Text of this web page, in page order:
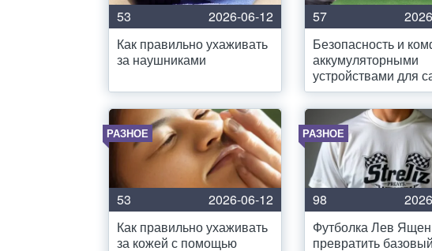
53
2026-06-12
Как правильно ухаживать
за наушниками
57
Безопасность и
аккумуляторными
устройствами для
РАЗНОЕ
53
2026-06-12
Как правильно ухаживать
за кожей с помощью
РАЗНОЕ
98
Футболка Лев
превратить базовый